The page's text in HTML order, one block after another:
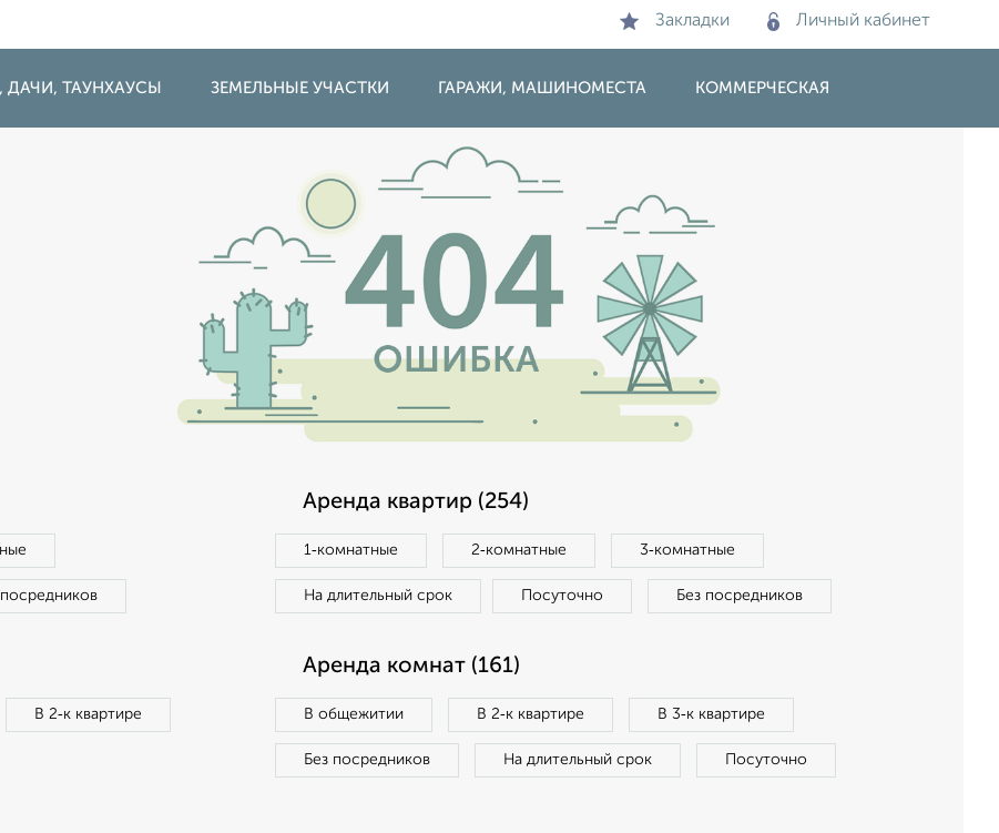
Закладки Личный кабинет
ТАУНХАУСЫ ЗЕМЕЛЬНЫЕ УЧАСТКИ ГАРАЖИ, МАШИНОМЕСТА КОММЕРЧЕСКАЯ
посредников
Аренда квартир (254)
1‑комнатные 2‑комнатные 3‑комнатные
На длительный срок Посуточно Без посредников
В 2‑к квартире
Аренда комнат (161)
В общежитии В 2‑к квартире В 3‑к квартире
Без посредников На длительный срок Посуточно